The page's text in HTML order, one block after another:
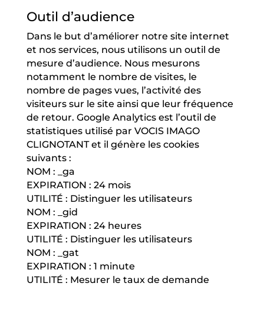
Outil d’audience
Dans le but d’améliorer notre site internet
et nos services, nous utilisons un outil de
mesure d’audience. Nous mesurons
notamment le nombre de visites, le
nombre de pages vues, l’activité des
visiteurs sur le site ainsi que leur fréquence
de retour. Google Analytics est l’outil de
statistiques utilisé par VOCIS IMAGO
CLIGNOTANT et il génère les cookies
suivants :
NOM : _ga
EXPIRATION : 24 mois
UTILITÉ : Distinguer les utilisateurs
NOM : _gid
EXPIRATION : 24 heures
UTILITÉ : Distinguer les utilisateurs
NOM : _gat
EXPIRATION : 1 minute
UTILITÉ : Mesurer le taux de demande